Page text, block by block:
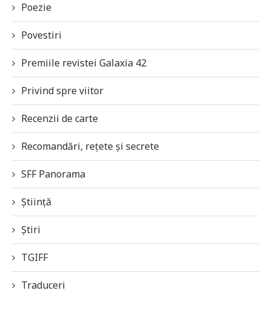
Poezie
Povestiri
Premiile revistei Galaxia 42
Privind spre viitor
Recenzii de carte
Recomandări, rețete și secrete
SFF Panorama
Știință
Știri
TGIFF
Traduceri